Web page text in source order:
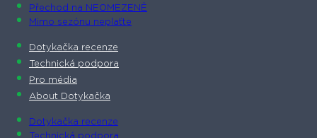
Přechod na NEOMEZENĚ
Mimo sezónu neplaťte
Dotykačka recenze
Technická podpora
Pro média
About Dotykačka
Dotykačka recenze